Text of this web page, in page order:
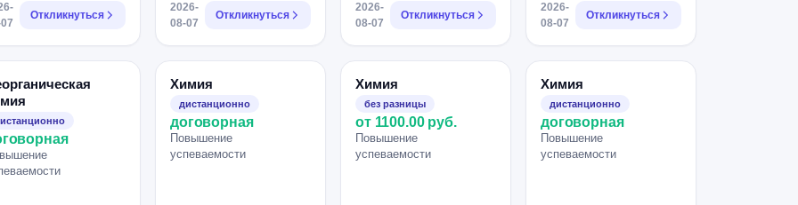
Откликнуться
2026-
08-07
Откликнуться
2026-
08-07
Откликнуться
2026-
08-07
Откликнуться
Химия
дистанционно
договорная
Повышение
успеваемости
Химия
без разницы
от 1100.00 руб.
Повышение
успеваемости
Химия
дистанционно
договорная
Повышение
успеваемости